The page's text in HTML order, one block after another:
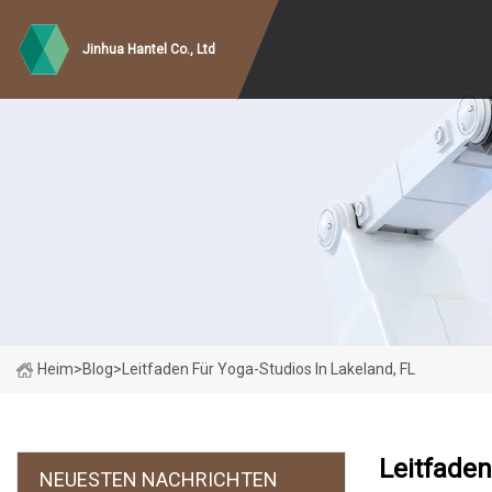
Jinhua Hantel Co., Ltd
Heim>Blog> Leitfaden Für Yoga-Studios In Lakeland, FL
NEUESTEN NACHRICHTEN